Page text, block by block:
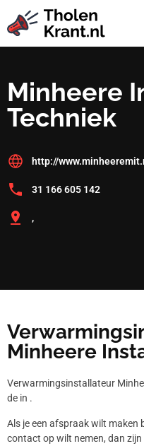
Minheere
Techniek
http://
31 166 605 142
,
Minheere
Verwarmingsinstallateur
de in .
Als je een afspraak wilt maken
contact op wilt nemen, dan